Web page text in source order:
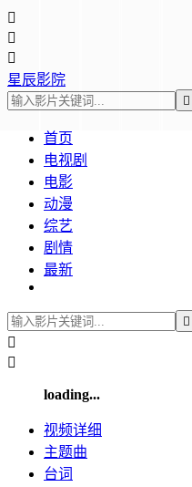



星辰影院

首页
电视剧
电影
动漫
综艺
剧情
最新



loading...
视频详细
主题曲
台词